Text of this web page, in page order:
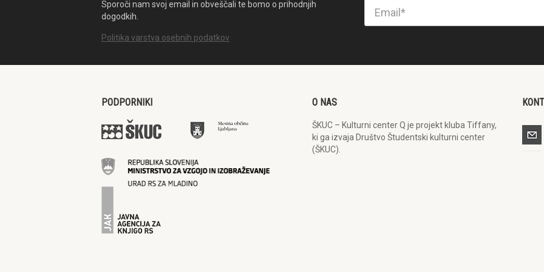
Sporoči nam svoj email in obveščali te bomo o prihodnjih
dogodkih.
Politika varstva osebnih podatkov
PODPORNIKI O NAS
ŠKUC – Kulturni center Q je projekt kluba Tiffany,
ki ga izvaja Društvo Študentski kulturni center
(ŠKUC).